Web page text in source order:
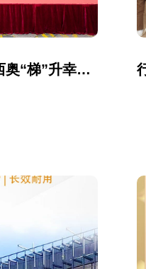
国债赋能民生，亚太西奥“梯”升幸福生活——贵港市龙凤嘉苑电梯更新工程正式启动